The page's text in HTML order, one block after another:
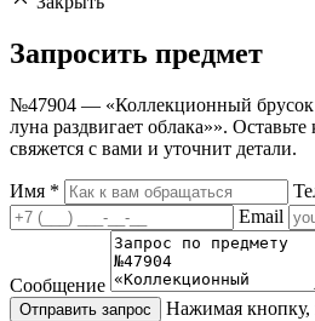
Запросить предмет
№47904 — «Коллекционный брусок
луна раздвигает облака»».
свяжется с вами и уточнит детали.
Имя *
Email
Сообщение
Отправить запрос
Нажимая кнопку,